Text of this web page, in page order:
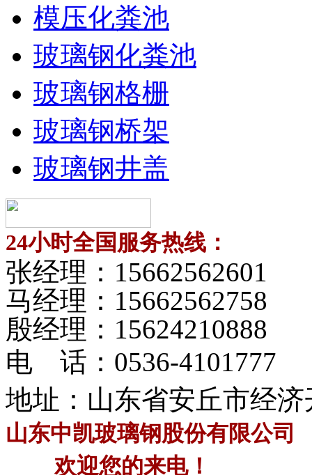
模压化粪池
玻璃钢化粪池
玻璃钢格栅
玻璃钢桥架
玻璃钢井盖
24小时全国服务热线：
张经理： 15662562601
马经理： 15662562758
殷经理： 15624210888
电 话： 0536-4101777
地址：山东省安丘市经济
山东中凯玻璃钢股份有限公司
欢迎您的来电！